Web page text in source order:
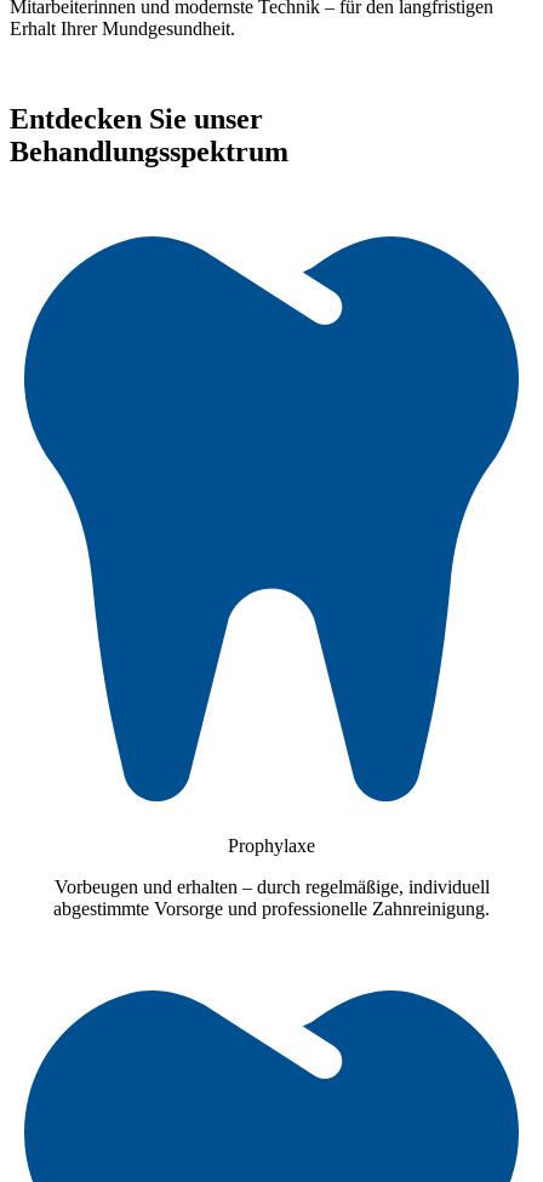
Mitarbeiterinnen und modernste Technik – für den langfristigen
Erhalt Ihrer Mundgesundheit.
Entdecken Sie unser
Behandlungsspektrum
Prophylaxe
Vorbeugen und erhalten – durch regelmäßige, individuell
abgestimmte Vorsorge und professionelle Zahnreinigung.